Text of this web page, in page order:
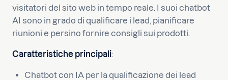
visitatori del sito web in tempo reale. I suoi chatbot
AI sono in grado di qualificare i lead, pianificare
riunioni e persino fornire consigli sui prodotti.
Caratteristiche principali:
Chatbot con IA per la qualificazione dei lead